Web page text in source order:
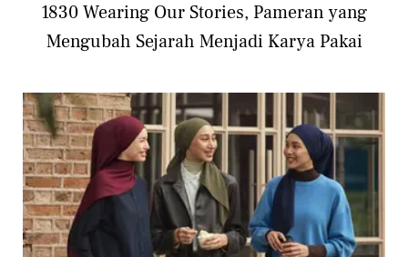
1830 Wearing Our Stories, Pameran yang
Mengubah Sejarah Menjadi Karya Pakai